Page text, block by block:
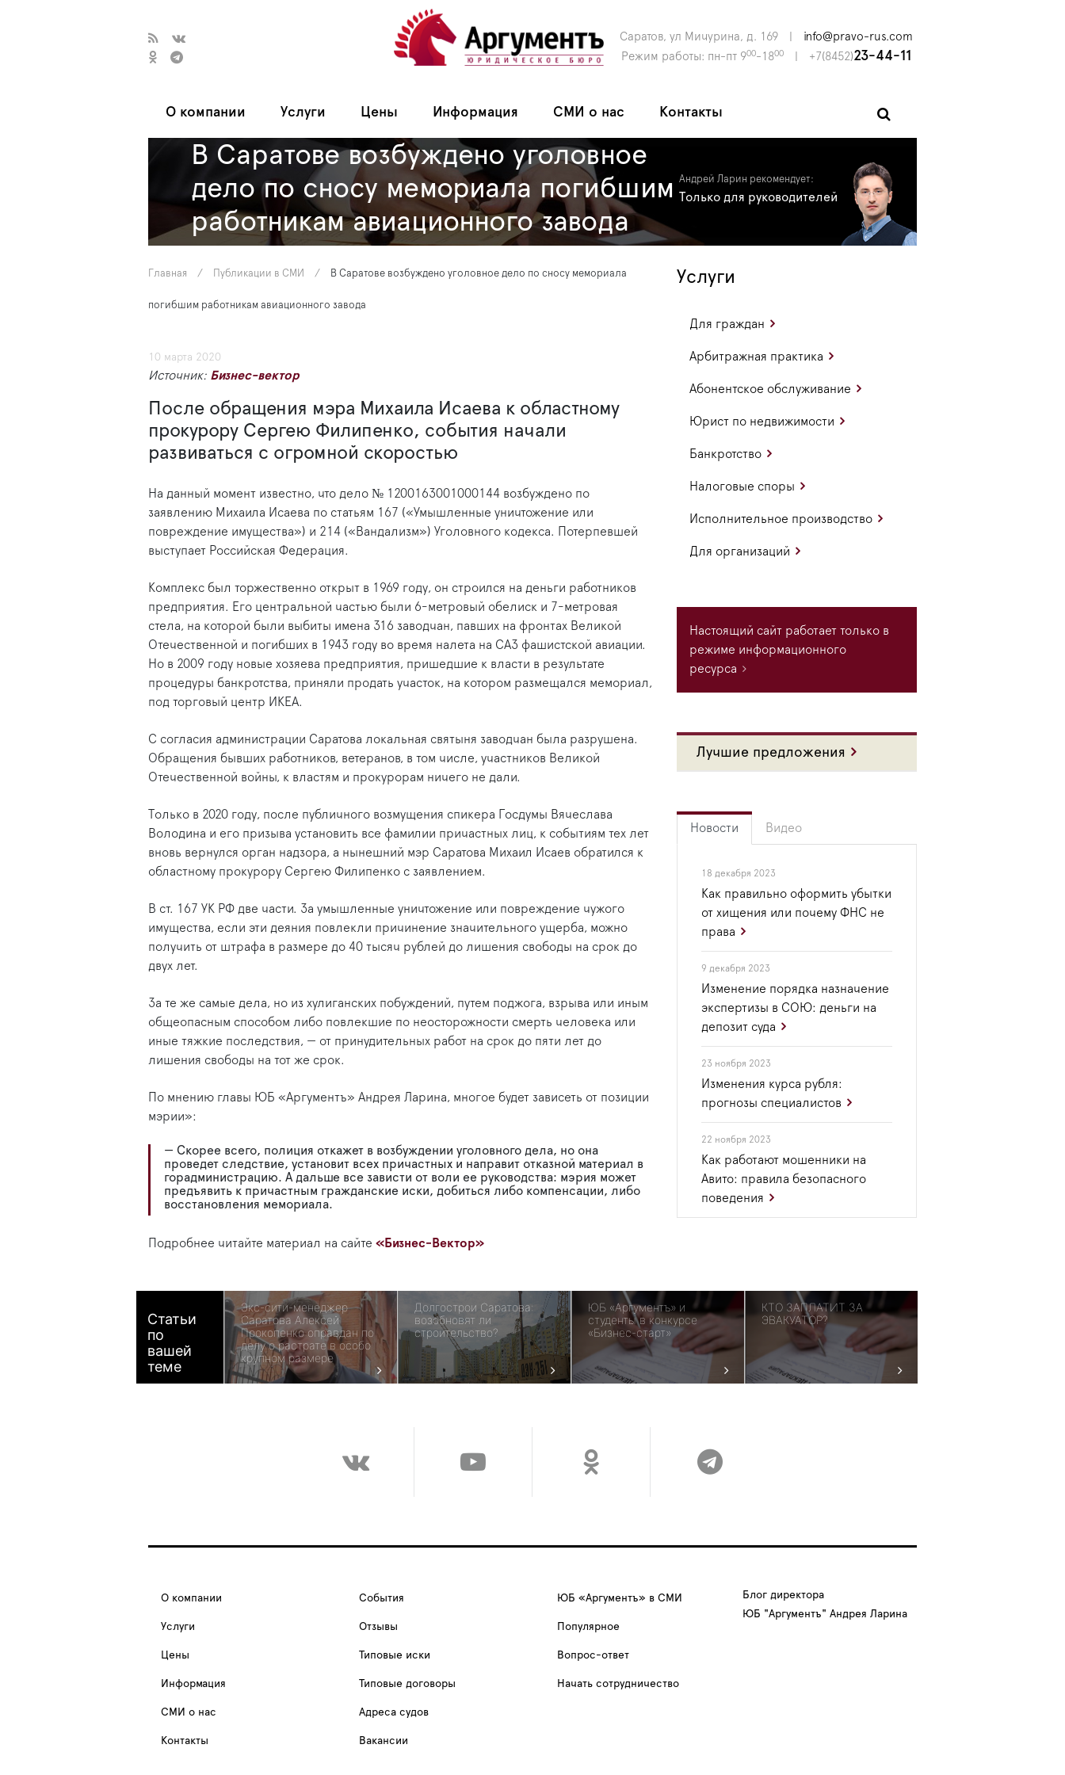
Саратов, ул Мичурина, д. 169
info@pravo-rus.com
Режим работы: пн-пт 900-1800 +7(8452)23-44-11
О компании Услуги Цены Информация СМИ о нас Контакты
В Саратове возбуждено уголовное
дело по сносу мемориала погибшим
работникам авиационного завода
Андрей Ларин рекомендует:
Только для руководителей
Главная / Публикации в СМИ / В Саратове возбуждено уголовное дело по сносу мемориала
погибшим работникам авиационного завода
10 марта 2020
Источник: Бизнес-вектор
После обращения мэра Михаила Исаева к областному
прокурору Сергею Филипенко, события начали
развиваться с огромной скоростью
На данный момент известно, что дело № 1200163001000144 возбуждено по
заявлению Михаила Исаева по статьям 167 («Умышленные уничтожение или
повреждение имущества») и 214 («Вандализм») Уголовного кодекса. Потерпевшей
выступает Российская Федерация.
Комплекс был торжественно открыт в 1969 году, он строился на деньги работников
предприятия. Его центральной частью были 6-метровый обелиск и 7-метровая
стела, на которой были выбиты имена 316 заводчан, павших на фронтах Великой
Отечественной и погибших в 1943 году во время налета на САЗ фашистской авиации.
Но в 2009 году новые хозяева предприятия, пришедшие к власти в результате
процедуры банкротства, приняли продать участок, на котором размещался мемориал,
под торговый центр ИКЕА.
С согласия администрации Саратова локальная святыня заводчан была разрушена.
Обращения бывших работников, ветеранов, в том числе, участников Великой
Отечественной войны, к властям и прокурорам ничего не дали.
Только в 2020 году, после публичного возмущения спикера Госдумы Вячеслава
Володина и его призыва установить все фамилии причастных лиц, к событиям тех лет
вновь вернулся орган надзора, а нынешний мэр Саратова Михаил Исаев обратился к
областному прокурору Сергею Филипенко с заявлением.
В ст. 167 УК РФ две части. За умышленные уничтожение или повреждение чужого
имущества, если эти деяния повлекли причинение значительного ущерба, можно
получить от штрафа в размере до 40 тысяч рублей до лишения свободы на срок до
двух лет.
За те же самые дела, но из хулиганских побуждений, путем поджога, взрыва или иным
общеопасным способом либо повлекшие по неосторожности смерть человека или
иные тяжкие последствия, — от принудительных работ на срок до пяти лет до
лишения свободы на тот же срок.
По мнению главы ЮБ «Аргументъ» Андрея Ларина, многое будет зависеть от позиции
мэрии»:
— Скорее всего, полиция откажет в возбуждении уголовного дела, но она
проведет следствие, установит всех причастных и направит отказной материал в
горадминистрацию. А дальше все зависти от воли ее руководства: мэрия может
предъявить к причастным гражданские иски, добиться либо компенсации, либо
восстановления мемориала.
Подробнее читайте материал на сайте «Бизнес-Вектор»
Услуги
Для граждан
Арбитражная практика
Абонентское обслуживание
Юрист по недвижимости
Банкротство
Налоговые споры
Исполнительное производство
Для организаций
Настоящий сайт работает только в
режиме информационного
ресурса
Лучшие предложения
Новости Видео
18 декабря 2023
Как правильно оформить убытки
от хищения или почему ФНС не
права
9 декабря 2023
Изменение порядка назначение
экспертизы в СОЮ: деньги на
депозит суда
23 ноября 2023
Изменения курса рубля:
прогнозы специалистов
22 ноября 2023
Как работают мошенники на
Авито: правила безопасного
поведения
Статьи
по
вашей
теме
Экс-сити-менеджер
Саратова Алексей
Прокопенко оправдан по
делу о растрате в особо
крупном размере
Долгострои Саратова:
возобновят ли
строительство?
ЮБ «Аргументъ» и
студенты в конкурсе
«Бизнес-старт»
КТО ЗАПЛАТИТ ЗА
ЭВАКУАТОР?
О компании
Услуги
Цены
Информация
СМИ о нас
Контакты
События
Отзывы
Типовые иски
Типовые договоры
Адреса судов
Вакансии
ЮБ «Аргументъ» в СМИ
Популярное
Вопрос-ответ
Начать сотрудничество
Блог директора
ЮБ "Аргументъ" Андрея Ларина